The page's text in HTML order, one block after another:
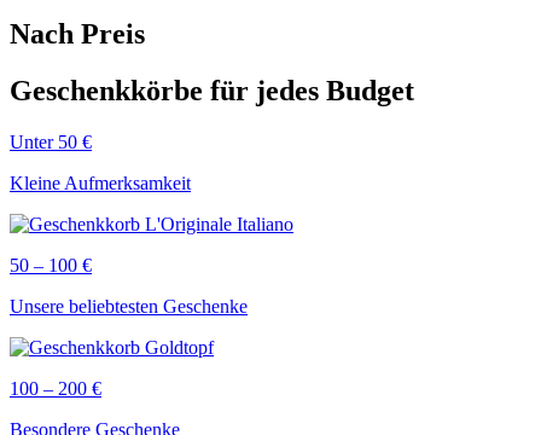
Nach Preis
Geschenkkörbe für jedes Budget
Unter 50 €
Kleine Aufmerksamkeit
50 – 100 €
Unsere beliebtesten Geschenke
100 – 200 €
Besondere Geschenke